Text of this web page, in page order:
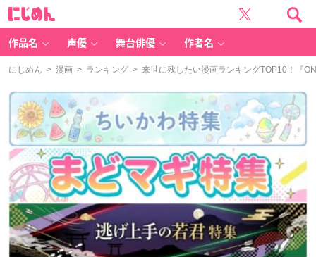
作品名 声優 舞台俳優 作者名
にじめん > 漫画 > ランキング > 来世に残したい漫画ランキングTOP10！『